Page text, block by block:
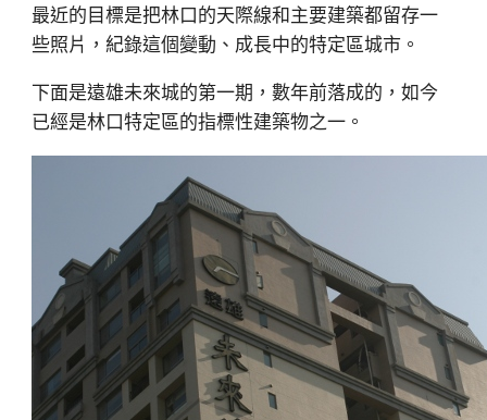
最近的目標是把林口的天際線和主要建築都留存一
些照片，紀錄這個變動、成長中的特定區城市。
下面是遠雄未來城的第一期，數年前落成的，如今
已經是林口特定區的指標性建築物之一。